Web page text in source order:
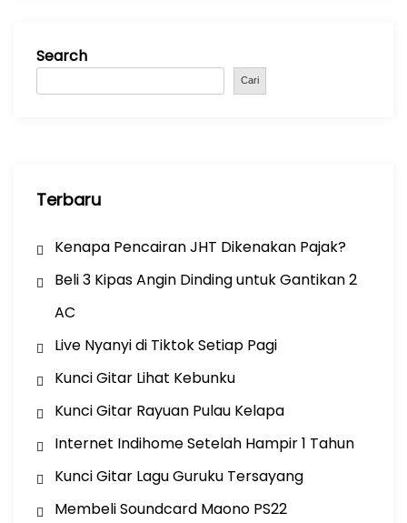
o
o
p
p
m
Search
Cari
Terbaru
Kenapa Pencairan JHT Dikenakan Pajak?
Beli 3 Kipas Angin Dinding untuk Gantikan 2
AC
Live Nyanyi di Tiktok Setiap Pagi
Kunci Gitar Lihat Kebunku
Kunci Gitar Rayuan Pulau Kelapa
Internet Indihome Setelah Hampir 1 Tahun
Kunci Gitar Lagu Guruku Tersayang
Membeli Soundcard Maono PS22